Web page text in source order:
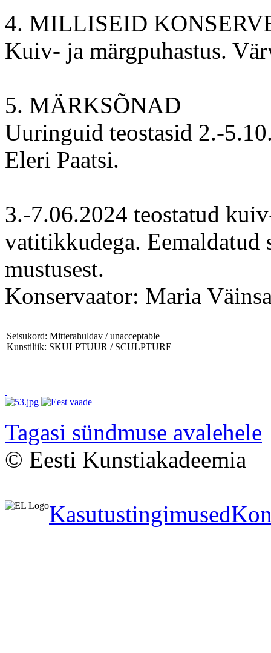
4. MILLISEID
Kuiv- ja märgpuhastus.
5. MÄRKSÕNAD
Uuringuid teostasid 2.-
Eleri Paatsi.
3.-7.06.2024 teostatud
vatitikkudega. Eemaldatud
mustusest.
Konservaator: Maria
Seisukord: Mitterahuldav / unacceptable
Kunstiliik: SKULPTUUR / SCULPTURE
Tagasi sündmuse avalehele
© Eesti Kunstiakadeemia
Kasutustingimused